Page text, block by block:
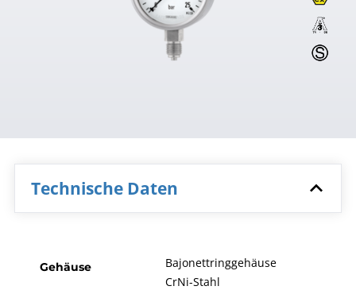
Technische Daten
Gehäuse
Bajonettringgehäuse
CrNi-Stahl